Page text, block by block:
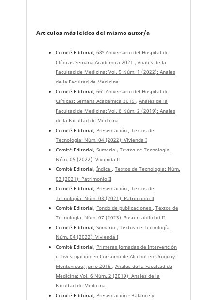
Artículos más leídos del mismo autor/a
Comité Editorial, 68º Aniversario del Hospital de
Clínicas Semana Académica 2021 , Anales de la
Facultad de Medicina: Vol. 9 Núm. 1 (2022): Anales
de la Facultad de Medicina
Comité Editorial, 66° Aniversario del Hospital de
Clínicas: Semana Académica 2019 , Anales de la
Facultad de Medicina: Vol. 6 Núm. 2 (2019): Anales
de la Facultad de Medicina
Comité Editorial, Presentación , Textos de
Tecnología: Núm. 04 (2022): Vivienda I
Comité Editorial, Sumario , Textos de Tecnología:
Núm. 05 (2022): Vivienda II
Comité Editorial, Índice , Textos de Tecnología: Núm.
03 (2021): Patrimonio II
Comité Editorial, Presentación , Textos de
Tecnología: Núm. 03 (2021): Patrimonio II
Comité Editorial, Fondo de publicaciones , Textos de
Tecnología: Núm. 07 (2023): Sustentabilidad II
Comité Editorial, Sumario , Textos de Tecnología:
Núm. 04 (2022): Vivienda I
Comité Editorial, Primeras Jornadas de Intervención
e Investigación en Consumo de Alcohol en Uruguay
Montevideo, junio 2019 , Anales de la Facultad de
Medicina: Vol. 6 Núm. 2 (2019): Anales de la
Facultad de Medicina
Comité Editorial, Presentación - Balance y